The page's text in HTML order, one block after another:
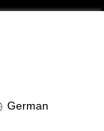
German